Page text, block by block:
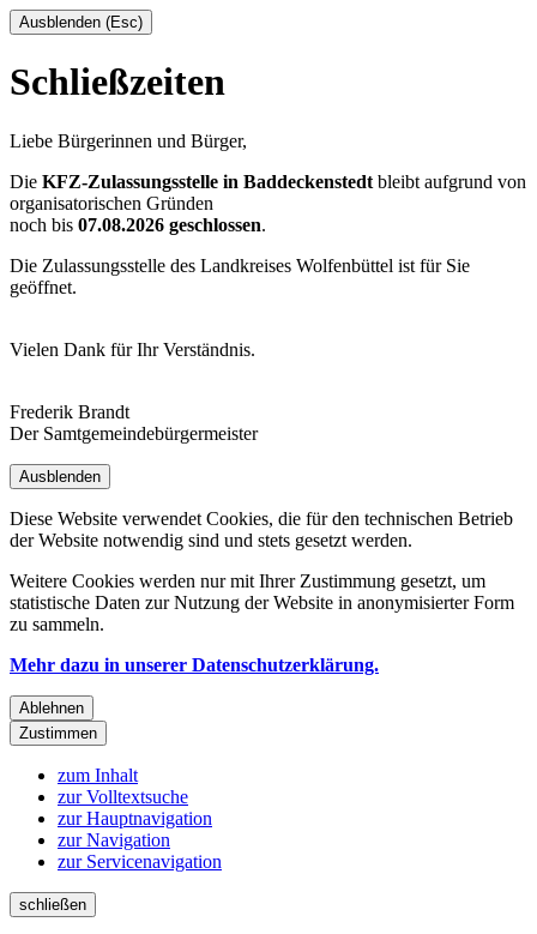
Ausblenden (Esc)
Schließzeiten
Liebe Bürgerinnen und Bürger,
Die KFZ-Zulassungsstelle in Baddeckenstedt bleibt aufgrund von
organisatorischen Gründen
noch bis 07.08.2026 geschlossen.
Die Zulassungsstelle des Landkreises Wolfenbüttel ist für Sie
geöffnet.
Vielen Dank für Ihr Verständnis.
Frederik Brandt
Der Samtgemeindebürgermeister
Ausblenden
Diese Website verwendet Cookies, die für den technischen Betrieb
der Website notwendig sind und stets gesetzt werden.
Weitere Cookies werden nur mit Ihrer Zustimmung gesetzt, um
statistische Daten zur Nutzung der Website in anonymisierter Form
zu sammeln.
Mehr dazu in unserer Datenschutzerklärung.
Ablehnen
Zustimmen
zum Inhalt
zur Volltextsuche
zur Hauptnavigation
zur Navigation
zur Servicenavigation
schließen